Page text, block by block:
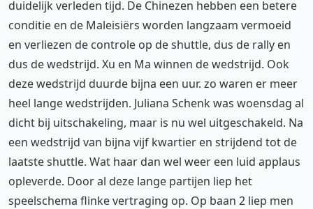
duidelijk verleden tijd. De Chinezen hebben een betere
conditie en de Maleisiërs worden langzaam vermoeid
en verliezen de controle op de shuttle, dus de rally en
dus de wedstrijd. Xu en Ma winnen de wedstrijd. Ook
deze wedstrijd duurde bijna een uur. zo waren er meer
heel lange wedstrijden. Juliana Schenk was woensdag al
dicht bij uitschakeling, maar is nu wel uitgeschakeld. Na
een wedstrijd van bijna vijf kwartier en strijdend tot de
laatste shuttle. Wat haar dan wel weer een luid applaus
opleverde. Door al deze lange partijen liep het
speelschema flinke vertraging op. Op baan 2 liep men